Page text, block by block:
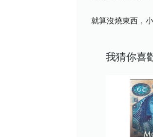
就算沒燒東西，
我猜你喜